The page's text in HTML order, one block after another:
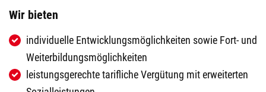
Wir bieten
individuelle Entwicklungsmöglichkeiten sowie Fort- und
Weiterbildungsmöglichkeiten
leistungsgerechte tarifliche Vergütung mit erweiterten